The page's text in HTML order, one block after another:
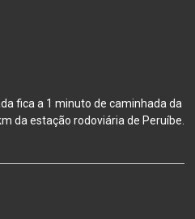
fica a 1 minuto de caminhada da
da estação rodoviária de Peruíbe.